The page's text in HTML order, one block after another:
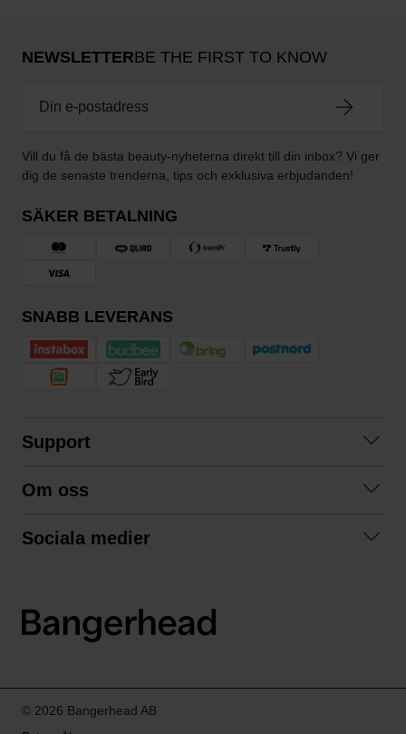
NEWSLETTERBE THE FIRST TO KNOW
Vill du få de bästa beauty-nyheterna direkt till din inbox? Vi ger
dig de senaste trenderna, tips och exklusiva erbjudanden!
SÄKER BETALNING
SNABB LEVERANS
Support
Köpvillkor
Om oss
Våra fraktalternativ
Sociala medier
LinkedIn
© 2026 Bangerhead AB